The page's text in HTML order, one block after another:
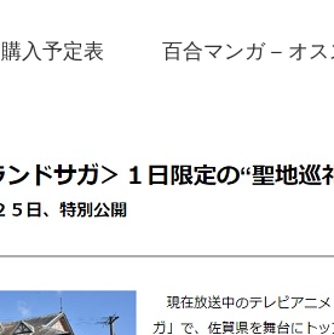
購入予定表 百合マンガ – オ